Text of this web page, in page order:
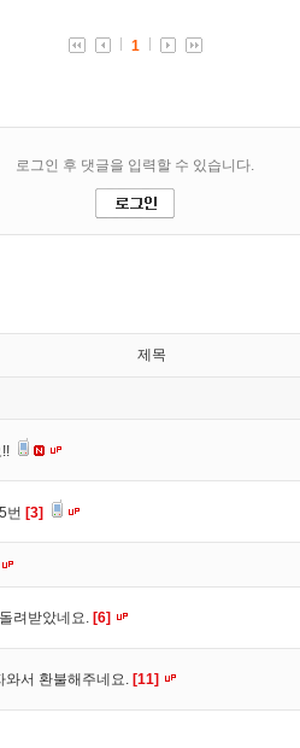
제목
번 [3]
려받았네요. [6]
와서 환불해주네요. [11]